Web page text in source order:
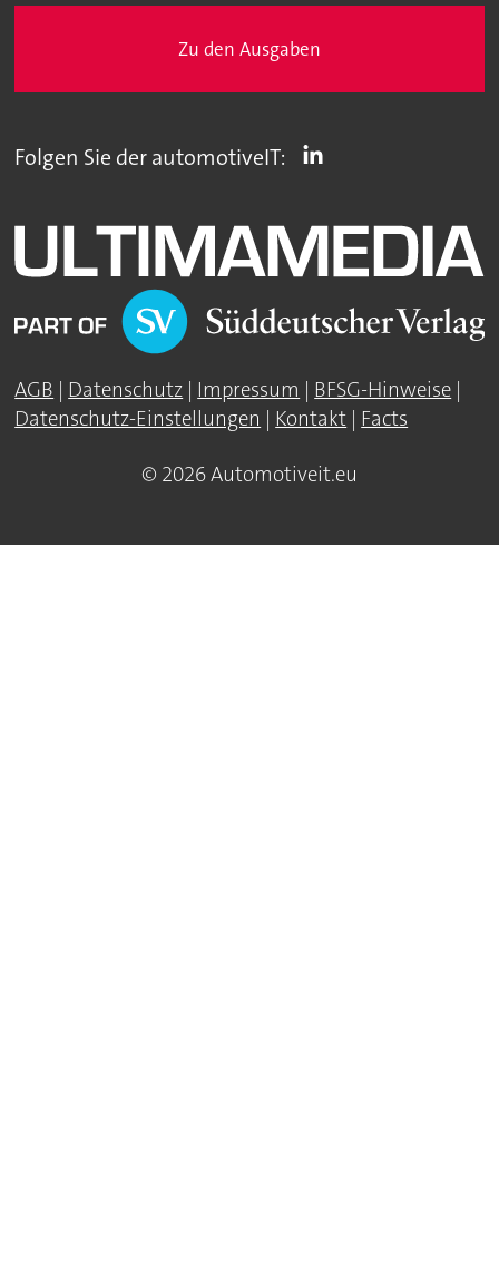
Zu den Ausgaben
Folgen Sie der automotiveIT:
AGB | Datenschutz | Impressum | BFSG-Hinweise |
Datenschutz-Einstellungen | Kontakt | Facts
© 2026 Automotiveit.eu